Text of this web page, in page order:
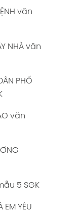
văn
NHÀ văn
PHỐ
văn
5 SGK
YÊU